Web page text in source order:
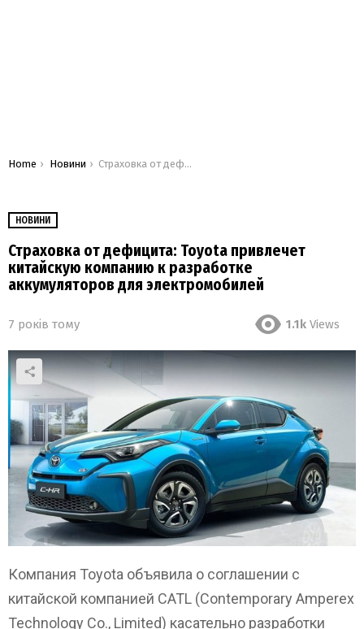
You are here:
Home Новини Страховка от дефицита: Toyota привлечет китайскую компанию к разработке аккумуляторов для электромобилей
НОВИНИ
Страховка от дефицита: Toyota привлечет
китайскую компанию к разработке
аккумуляторов для электромобилей
7 років тому 1.1k Views
Компания Toyota объявила о соглашении с
китайской компанией CATL (Contemporary Amperex
Technology Co., Limited) касательно разработки